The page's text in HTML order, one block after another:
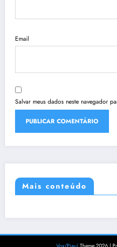
Email
Salvar meus dados neste navegador
Mais conteúdo